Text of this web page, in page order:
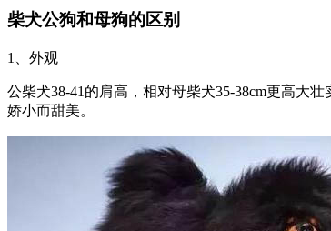
柴犬公狗和母狗的区别
1、外观
公柴犬38-41的肩高，相对母柴犬35-38cm更高大
娇小而甜美。